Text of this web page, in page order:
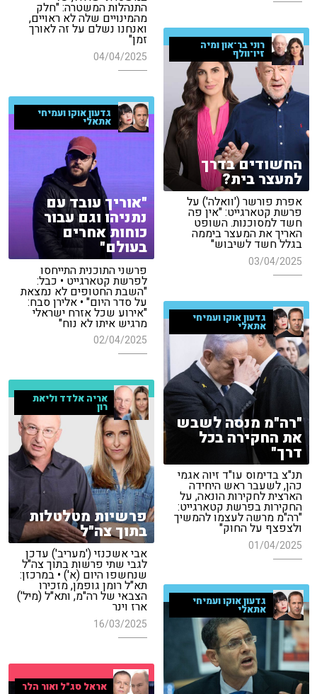
התנהלות המשטרה: "חלק
מהמינויים שלה לא ראויים,
ואנחנו נשלם על זה לאורך
זמן"
04/04/2025
רוני בר־און ומיה
זיו־וולף
החשודים בדרך
למעצר בית?
אפרת פורשר ('וואלה') על
פרשת קטארגייט: "אין פה
חשד למסוכנות. השופט
האריך את המעצר ביממה
בגלל חשד לשיבוש"
03/04/2025
גדעון אוקו ועמיחי
אתאלי
"אוריך עובד עם
נתניהו וגם עבור
כוחות אחרים
בעולם"
פרשני התוכנית התייחסו
לפרשת קטארגייט • כבל:
"השבת החטופים לא נמצאת
על סדר היום" • אלירן סבח:
"אירוע שכל אזרח ישראלי
מרגיש איתו לא נוח"
02/04/2025
גדעון אוקו ועמיחי
אתאלי
"רה"מ מנסה לשבש
את החקירה בכל
דרך"
תנ"צ בדימוס עו"ד זיוה אגמי
כהן, לשעבר ראש היחידה
הארצית לחקירות הונאה, על
החקירות בפרשת קטארגייט:
"רה"מ מרשה לעצמו להמשיך
ולצפצף על החוק"
01/04/2025
אריה אלדד וליאת
רון
פרשיות מטלטלות
בתוך צה"ל
אבי אשכנזי ('מעריב') עדכן
לגבי שתי פרשות בתוך צה"ל
שנחשפו היום (א') • במרכזן:
תא"ל רומן גופמן, מזכירו
הצבאי של רה"מ, ותא"ל (מיל')
ארז וינר
16/03/2025
גדעון אוקו ועמיחי
אתאלי
אראל סג"ל ואור הלר